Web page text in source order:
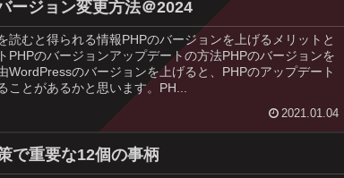
ージョン変更方法＠2024
読むと得られる情報PHPのバージョンを上げるメリットと
PHPのバージョンアップデートの方法PHPのバージョンを
WordPressのバージョンを上げると、PHPのアップデート
ことがあるかと思います。PH...
2021.01.04
で重要な12個の事柄